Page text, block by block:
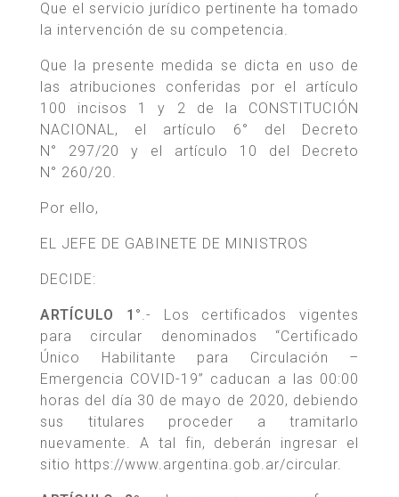
Que el servicio jurídico pertinente ha tomado
la intervención de su competencia.
Que la presente medida se dicta en uso de
las atribuciones conferidas por el artículo
100 incisos 1 y 2 de la CONSTITUCIÓN
NACIONAL, el artículo 6° del Decreto
N° 297/20 y el artículo 10 del Decreto
N° 260/20.
Por ello,
EL JEFE DE GABINETE DE MINISTROS
DECIDE:
ARTÍCULO 1°.- Los certificados vigentes
para circular denominados “Certificado
Único Habilitante para Circulación –
Emergencia COVID-19” caducan a las 00:00
horas del día 30 de mayo de 2020, debiendo
sus titulares proceder a tramitarlo
nuevamente. A tal fin, deberán ingresar el
sitio https://www.argentina.gob.ar/circular.